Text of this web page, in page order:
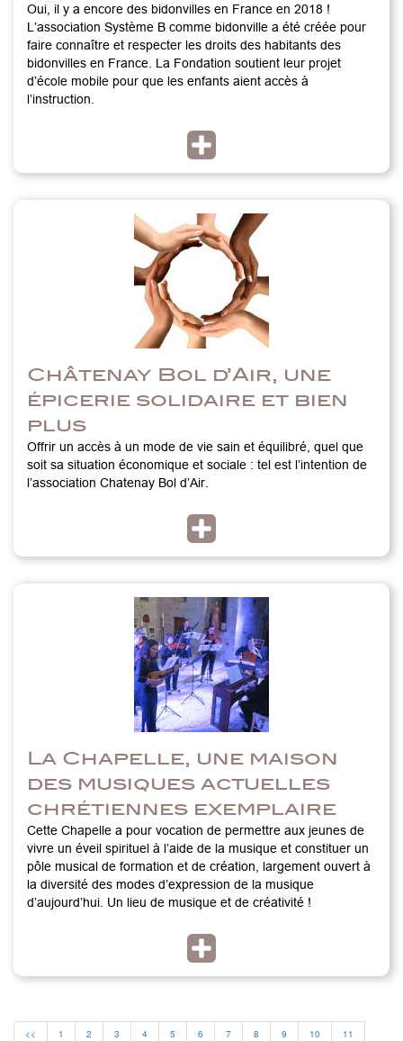
Oui, il y a encore des bidonvilles en France en 2018 !
L’association Système B comme bidonville a été créée pour
faire connaître et respecter les droits des habitants des
bidonvilles en France. La Fondation soutient leur projet
d’école mobile pour que les enfants aient accès à
l’instruction.
Châtenay Bol d’Air, une
épicerie solidaire et bien
plus
Offrir un accès à un mode de vie sain et équilibré, quel que
soit sa situation économique et sociale : tel est l’intention de
l’association Chatenay Bol d’Air.
La Chapelle, une maison
des musiques actuelles
chrétiennes exemplaire
Cette Chapelle a pour vocation de permettre aux jeunes de
vivre un éveil spirituel à l’aide de la musique et constituer un
pôle musical de formation et de création, largement ouvert à
la diversité des modes d’expression de la musique
d’aujourd’hui. Un lieu de musique et de créativité !
<< 1 2 3 4 5 6 7 8 9 10
11